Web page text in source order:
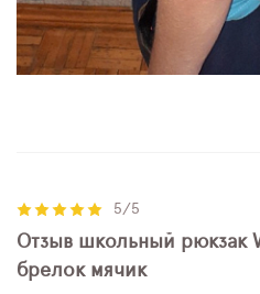
5/5
Отзыв школьный рюкзак
брелок мячик